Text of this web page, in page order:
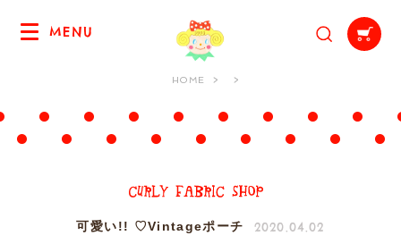
MENU
HOME
可愛い!! ♡Vintageポーチ 2020.04.02